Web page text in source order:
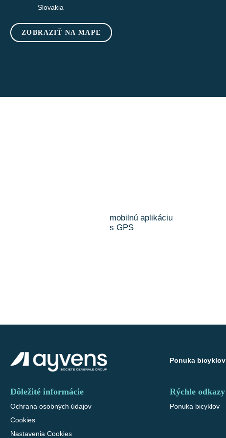
Slovakia
ZOBRAZIŤ NA MAPE
mobilnú aplikáciu
s GPS
Ponuka bicyklov
Dôležité informácie
Ochrana osobných údajov
Cookies
Nastavenia Cookies
Rýchle odkazy
Ponuka bicyklov